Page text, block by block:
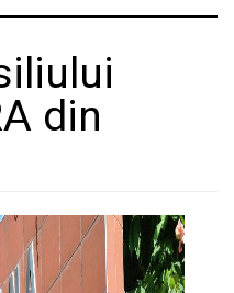
din